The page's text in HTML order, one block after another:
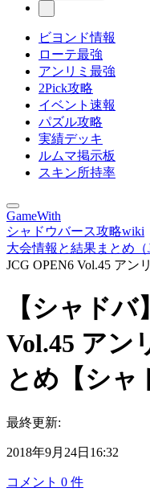
ビヨンド情報
ローテ最強
アンリミ最強
2Pick攻略
イベント速報
パズル攻略
実績デッキ
ルムマ掲示板
スキン所持率
GameWith
シャドウバース攻略wiki
大会情報と結果まとめ（
JCG OPEN6 Vol.45 アン
【シャド
Vol.45 アン
とめ【シャ
最終更新:
2018年9月24日16:32
コメント 0 件